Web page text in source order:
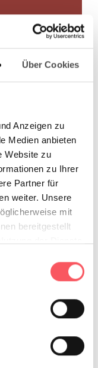
Über Cookies
Anzeigen zu
Medien anbieten
Website zu
zu Ihrer
Partner für
weiter. Unsere
mit
bereitgestellt